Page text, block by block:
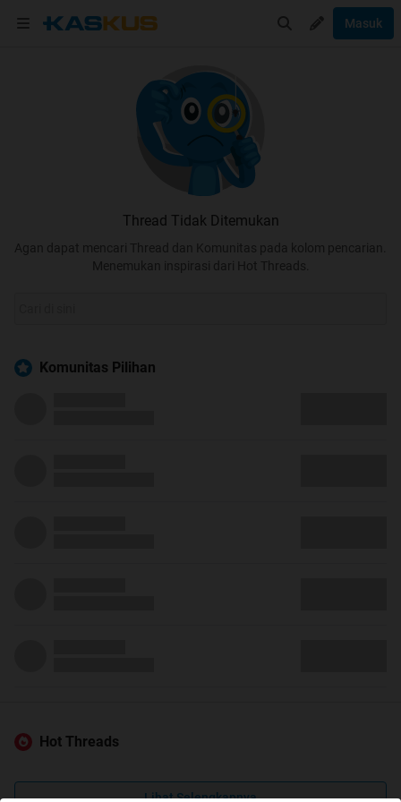
Masuk
Thread Tidak Ditemukan
Agan dapat mencari Thread dan Komunitas pada kolom pencarian.
Menemukan inspirasi dari Hot Threads.
Komunitas Pilihan
Hot Threads
Lihat Selengkapnya